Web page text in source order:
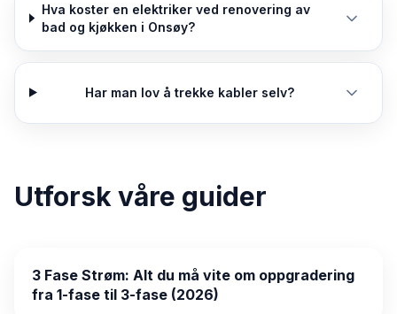
Hva koster en elektriker ved renovering av
bad og kjøkken i Onsøy?
Har man lov å trekke kabler selv?
Utforsk våre guider
3 Fase Strøm: Alt du må vite om oppgradering
fra 1-fase til 3-fase (2026)